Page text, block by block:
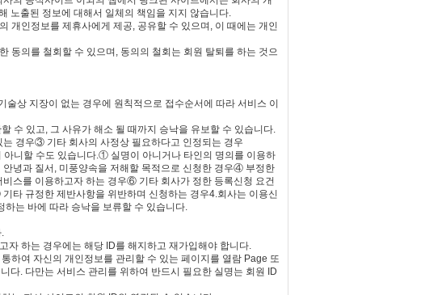
노출된 정보에 대해서 일체의 책임을 지지 않습니다.
개인정보를 제휴사에게 제공, 공유할 수 있으며, 이 때에는 개인
동의를 철회할 수 있으며, 동의의 철회는 회원 탈퇴를 하는 것으
상 지장이 없는 경우에 원칙적으로 접수순서에 따라 서비스 이
수 있고, 그 사유가 해소 될 때까지 승낙을 유보할 수 있습니다.
경우③ 기타 회사의 사정상 필요하다고 인정되는 경우
니할 수도 있습니다.① 실명이 아니거나 타인의 명의를 이용하
녕과 질서, 미풍양속을 저해할 목적으로 신청한 경우④ 부정한
스를 이용하고자 하는 경우⑥ 기타 회사가 정한 등록신청 요건
타 규정한 제반사항을 위반하며 신청하는 경우4.회사는 이용신
는 바에 따라 승낙을 보류할 수 있습니다.
자 하는 경우에는 해당 ID를 해지하고 재가입해야 합니다.
하여 자신의 개인정보를 관리할 수 있는 페이지를 열람 Page 또
다. 다만는 서비스 관리를 위하여 반드시 필요한 실명는 회원 ID